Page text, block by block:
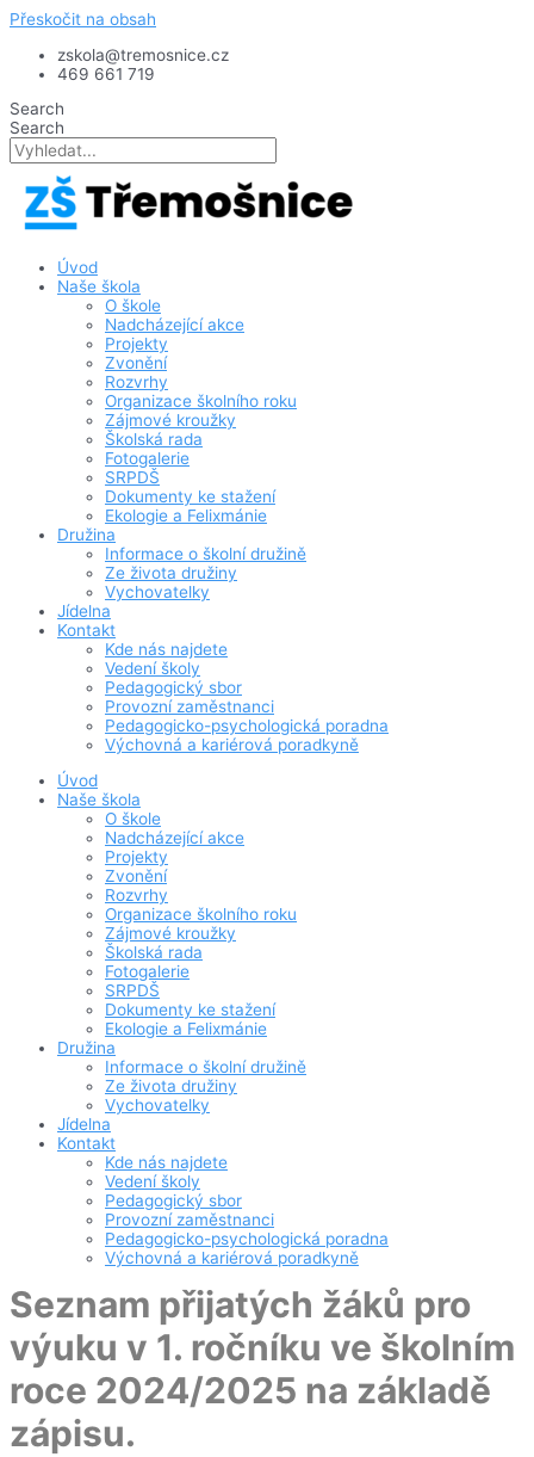
Přeskočit na obsah
zskola@tremosnice.cz
469 661 719
Search
Search
Úvod
Naše škola
O škole
Nadcházející akce
Projekty
Zvonění
Rozvrhy
Organizace školního roku
Zájmové kroužky
Školská rada
Fotogalerie
SRPDŠ
Dokumenty ke stažení
Ekologie a Felixmánie
Družina
Informace o školní družině
Ze života družiny
Vychovatelky
Jídelna
Kontakt
Kde nás najdete
Vedení školy
Pedagogický sbor
Provozní zaměstnanci
Pedagogicko-psychologická poradna
Výchovná a kariérová poradkyně
Úvod
Naše škola
O škole
Nadcházející akce
Projekty
Zvonění
Rozvrhy
Organizace školního roku
Zájmové kroužky
Školská rada
Fotogalerie
SRPDŠ
Dokumenty ke stažení
Ekologie a Felixmánie
Družina
Informace o školní družině
Ze života družiny
Vychovatelky
Jídelna
Kontakt
Kde nás najdete
Vedení školy
Pedagogický sbor
Provozní zaměstnanci
Pedagogicko-psychologická poradna
Výchovná a kariérová poradkyně
Seznam přijatých žáků pro
výuku v 1. ročníku ve školním
roce 2024/2025 na základě
zápisu.